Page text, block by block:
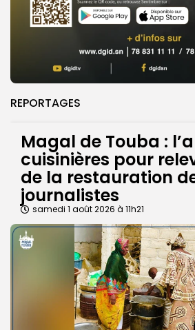
REPORTAGES
Magal de Touba :
cuisinières pour
de la restauration
journalistes
samedi 1 août 2026 à 11h21